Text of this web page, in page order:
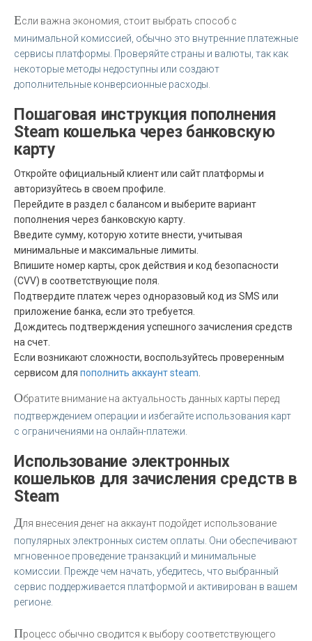
Если важна экономия, стоит выбрать способ с
минимальной комиссией, обычно это внутренние платежные
сервисы платформы. Проверяйте страны и валюты, так как
некоторые методы недоступны или создают
дополнительные конверсионные расходы.
Пошаговая инструкция пополнения
Steam кошелька через банковскую
карту
Откройте официальный клиент или сайт платформы и
авторизуйтесь в своем профиле.
Перейдите в раздел с балансом и выберите вариант
пополнения через банковскую карту.
Введите сумму, которую хотите внести, учитывая
минимальные и максимальные лимиты.
Впишите номер карты, срок действия и код безопасности
(CVV) в соответствующие поля.
Подтвердите платеж через одноразовый код из SMS или
приложение банка, если это требуется.
Дождитесь подтверждения успешного зачисления средств
на счет.
Если возникают сложности, воспользуйтесь проверенным
сервисом для пополнить аккаунт steam
Обратите внимание на актуальность данных карты перед
подтверждением операции и избегайте использования карт
с ограничениями на онлайн-платежи.
Использование электронных
кошельков для зачисления средств в
Steam
Для внесения денег на аккаунт подойдет использование
популярных электронных систем оплаты. Они обеспечивают
мгновенное проведение транзакций и минимальные
комиссии. Прежде чем начать, убедитесь, что выбранный
сервис поддерживается платформой и активирован в вашем
регионе.
Процесс обычно сводится к выбору соответствующего